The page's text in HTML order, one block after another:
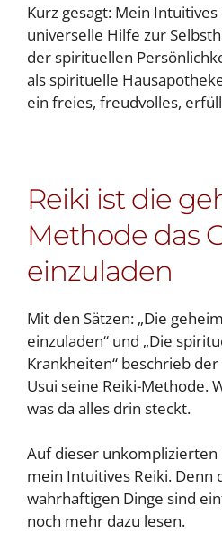
Kurz gesagt: Mein
universelle Hilfe zur
der spirituellen
als spirituelle
ein freies, freudvolles,
Reiki ist die
Methode das
einzuladen
Mit den Sätzen: „Die
einzuladen“ und „Die
Krankheiten“ beschrieb
Usui seine Reiki-Methode.
was da alles drin steckt.
Auf dieser unkomplizierten
mein Intuitives Reiki. Denn
wahrhaftigen Dinge sind
noch mehr dazu lesen.